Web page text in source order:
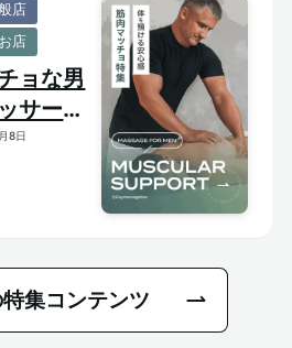
店
店
ョな男
サージ
肉質メ
8日
集コンテンツ